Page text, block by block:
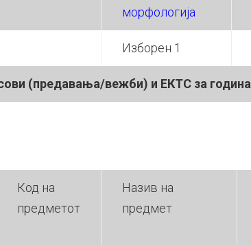
морфологија
Изборен 1
и (предавања/вежби) и ЕКТС за година
Код на
предметот
Назив на
предмет